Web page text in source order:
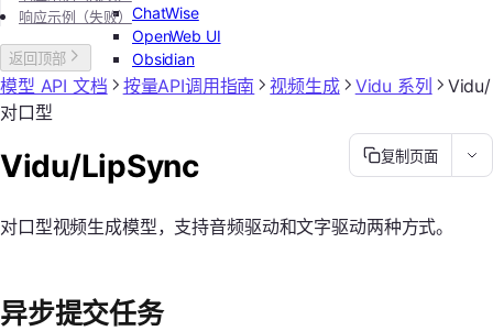
ChatWise
OpenWeb UI
Obsidian
响应示例（失败）
返回顶部
模型 API 文档 按量API调用指南 视频生成 Vidu 系列
Vidu/
对口型
复制页面
Vidu/LipSync
对口型视频生成模型，支持音频驱动和文字驱动两种方式。
异步提交任务